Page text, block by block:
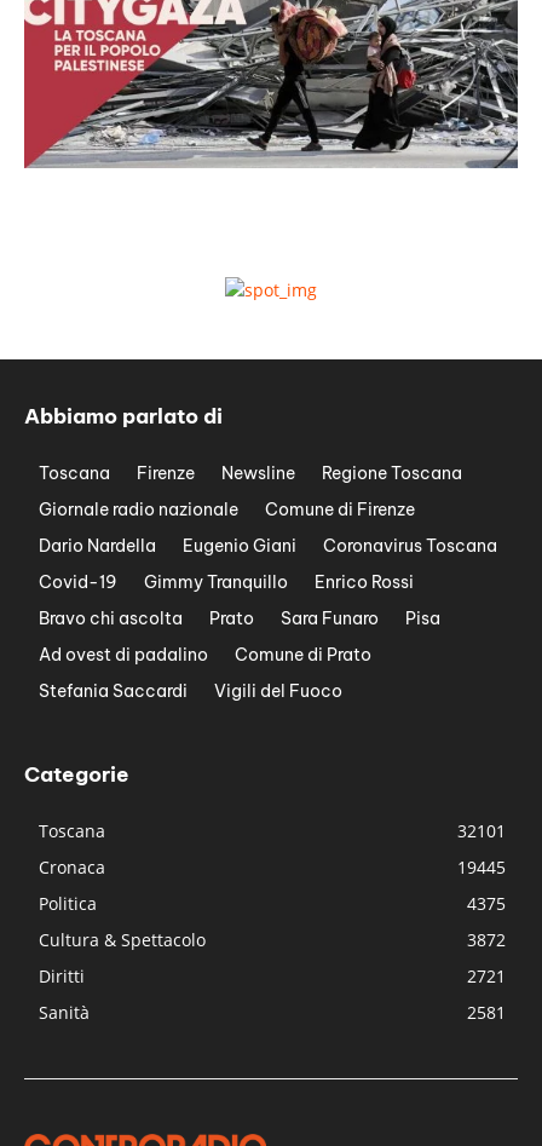
Abbiamo parlato di
Toscana Firenze Newsline
Regione Toscana
Giornale radio nazionale
Comune di Firenze
Dario Nardella
Eugenio Giani
Coronavirus Toscana
Covid-19
Gimmy Tranquillo
Enrico Rossi
Bravo chi ascolta
Prato Sara Funaro
Pisa
Ad ovest di padalino
Comune di Prato
Stefania Saccardi
Vigili del Fuoco
Categorie
Toscana
32101
Cronaca
19445
Politica
4375
Cultura & Spettacolo
3872
Diritti
2721
Sanità
2581